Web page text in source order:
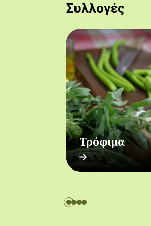
Συλλογές
Τρόφιμα